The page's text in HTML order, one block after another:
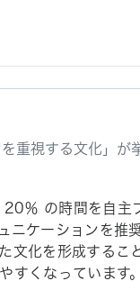
重視する文化」が
％ の時間を自主
ニケーションを推
文化を形成するこ
すくなっています。